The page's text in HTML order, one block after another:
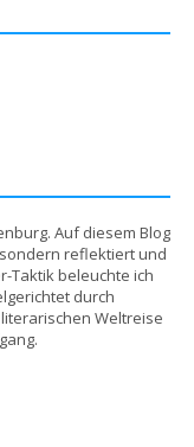
Auf diesem Blog
reflektiert und
Taktik beleuchte ich
durch
Weltreise